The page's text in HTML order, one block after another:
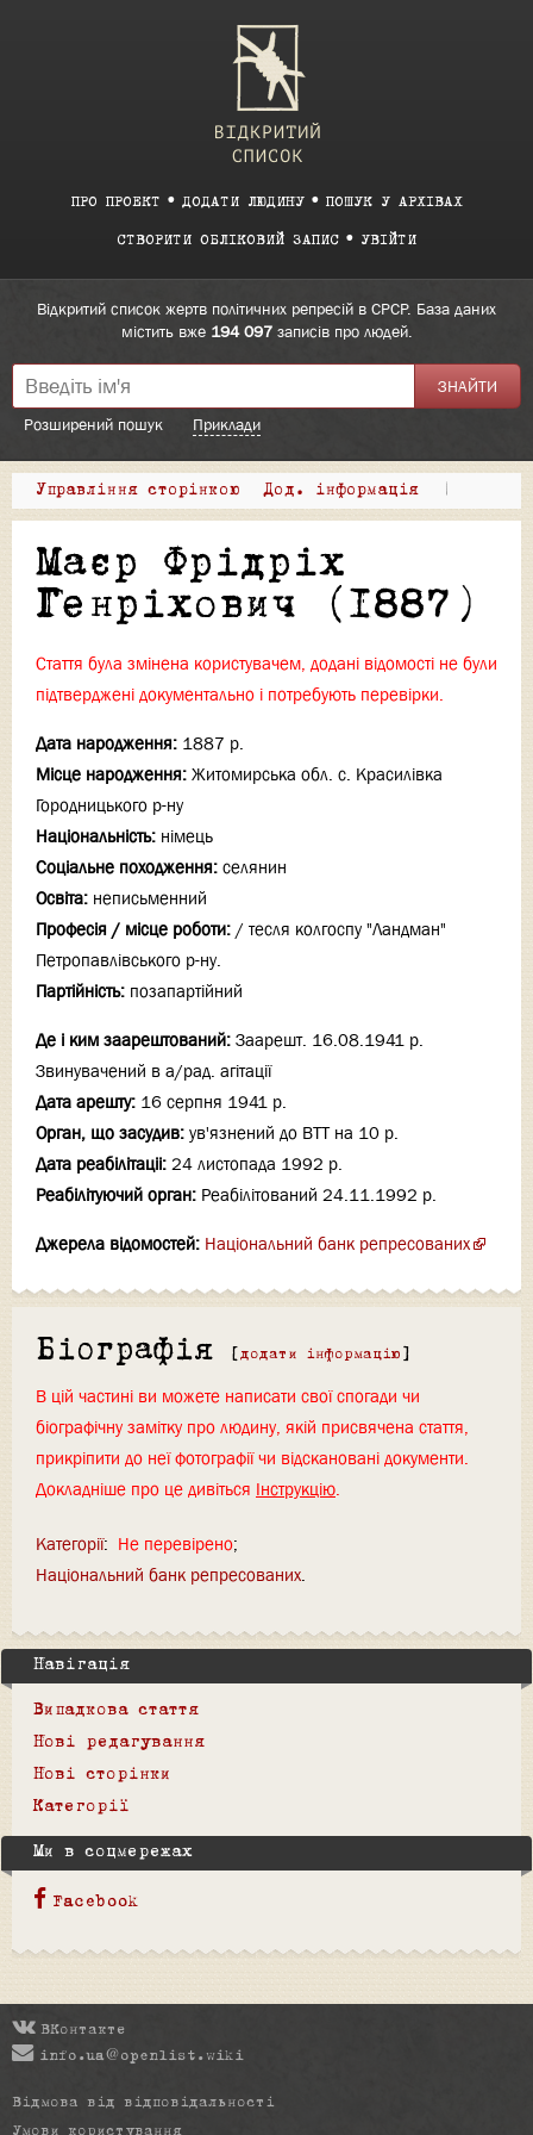
ПРО ПРОЕКТ ДОДАТИ ЛЮДИНУ ПОШУК У АРХІВАХ
СТВОРИТИ ОБЛІКОВИЙ ЗАПИС УВІЙТИ
Відкритий список жертв політичних репресій в СРСР. База даних
містить вже 194 097записів про людей.
Розширений пошук Приклади
Управління сторінкою Дод. інформація |
Маєр Фрідріх
Генріхович (1887)
Стаття була змінена користувачем, додані відомості не були
підтверджені документально і потребують перевірки.
Дата народження: 1887 р.
Місце народження: Житомирська обл. с. Красилівка
Городницького р-ну
Національність: німець
Соціальне походження: селянин
Освіта: неписьменний
Професія / місце роботи: / тесля колгоспу "Ландман"
Петропавлівського р-ну.
Партійність: позапартійний
Де і ким заарештований: Заарешт. 16.08.1941 р.
Звинувачений в а/рад. агітації
Дата арешту: 16 серпня 1941 р.
Орган, що засудив: ув'язнений до ВТТ на 10 р.
Дата реабілітаціi: 24 листопада 1992 р.
Реабілітуючий орган: Реабілітований 24.11.1992 р.
Джерела відомостей: Національний банк репресованих
Біографія [ додати інформацію ]
В цій частині ви можете написати свої спогади чи
біографічну замітку про людину, якій присвячена стаття,
прикріпити до неї фотографії чи відскановані документи.
Докладніше про це дивіться Інструкцію.
Категорії: Не перевірено
Національний банк репресованих
Навігація
Випадкова стаття
Нові редагування
Нові сторінки
Категорії
Ми в соцмережах
Facebook
ВКонтакте
info.ua@openlist.wiki
Відмова від відповідальності
Умови користування